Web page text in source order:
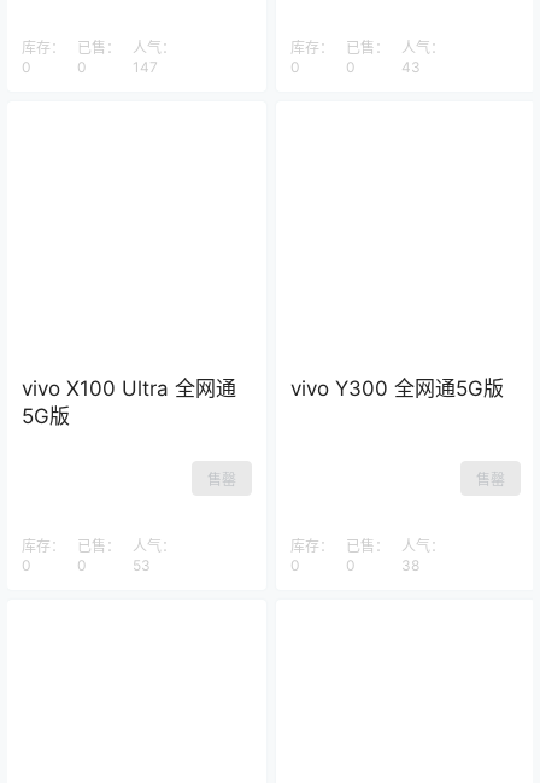
库存：
0
已售：
0
人气：
147
库存：
0
已售：
0
人气：
43
vivo X100 Ultra 全网通
5G版
售罄
库存：
0
已售：
0
人气：
53
vivo Y300 全网通5G版
售罄
库存：
0
已售：
0
人气：
38